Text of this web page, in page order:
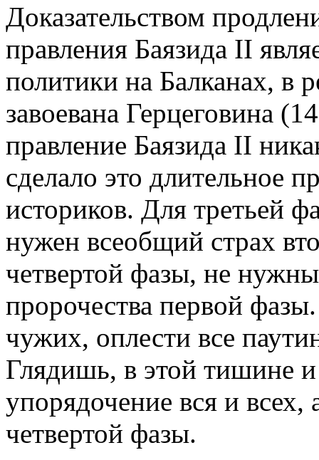
Доказательством
правления Баязида II
политики на Балканах, в
завоевана Герцеговина
правление Баязида II
сделало это длительное
историков. Для третьей
нужен всеобщий страх
четвертой фазы, не
пророчества первой
чужих, оплести все
Глядишь, в этой тишине
упорядочение вся и всех,
четвертой фазы.